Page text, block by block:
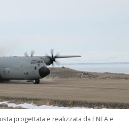
progettata e realizzata da ENEA e